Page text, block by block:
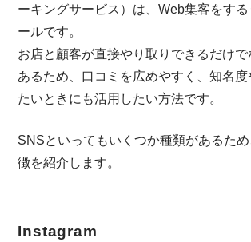
ーキングサービス）は、Web集客をす
ールです。
お店と顧客が直接やり取りできるだけ
あるため、口コミを広めやすく、知名
たいときにも活用したい方法です。
SNSといってもいくつか種類があるた
徴を紹介します。
Instagram